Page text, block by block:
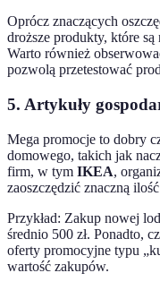
Oprócz znaczących
droższe produkty, które
Warto również
pozwolą przetestować
5. Artykuły
Mega promocje to dobry
domowego, takich jak
firm, w tym IKEA,
zaoszczędzić znaczną
Przykład: Zakup nowej
średnio 500 zł. Ponadto,
oferty promocyjne typu
wartość zakupów.